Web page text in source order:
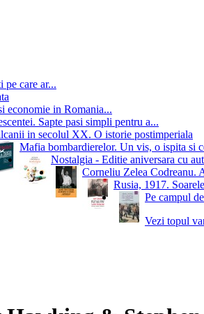
pe care ar...
economie in Romania...
Sapte pasi simpli pentru a...
in secolul XX. O istorie postimperiala
Mafia bombardierelor. Un vis, o ispita si
Nostalgia - Editie aniversara cu
Corneliu Zelea Codreanu.
Rusia, 1917.
Pe campul
Vezi topul